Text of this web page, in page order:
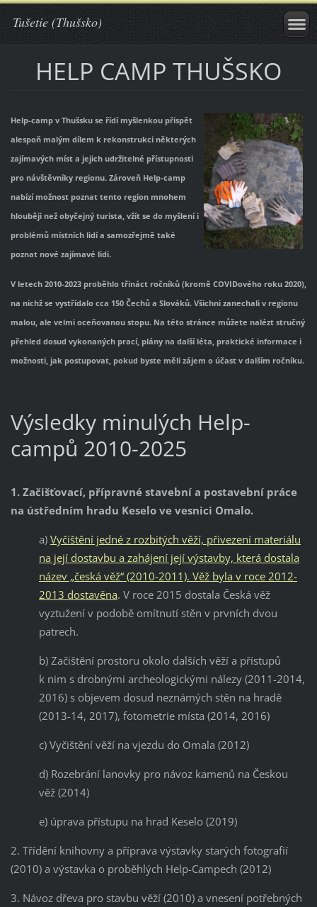
Tušetie (Thušsko)
HELP CAMP THUŠSKO
Help-camp v Thušsku se řídí myšlenkou přispět
alespoň malým dílem k rekonstrukci některých
zajímavých míst a jejich udržitelné přístupnosti
pro návštěvníky regionu. Zároveň Help-camp
nabízí možnost poznat tento region mnohem
hlouběji než obyčejný turista, vžít se do myšlení i
problémů místních lidí a samozřejmě také
poznat nové zajímavé lidi.
V letech 2010-2023 proběhlo třináct ročníků (kromě COVIDového roku 2020),
na nichž se vystřídalo cca 150 Čechů a Slováků. Všichni zanechali v regionu
malou, ale velmi oceňovanou stopu. Na této stránce můžete nalézt stručný
přehled dosud vykonaných prací, plány na další léta, praktické informace i
možnosti, jak postupovat, pokud byste měli zájem o účast v dalším ročníku.
Výsledky minulých Help-
campů 2010-2025
1. Začišťovací, přípravné stavební a postavební práce
na ústředním hradu Keselo ve vesnici Omalo.
a) Vyčištění jedné z rozbitých věží, přivezení materiálu
na její dostavbu a zahájení její výstavby, která dostala
název „česká věž“ (2010-2011). Věž byla v roce 2012-
2013 dostavěna. V roce 2015 dostala Česká věž
vyztužení v podobě omítnutí stěn v prvních dvou
patrech.
b) Začištění prostoru okolo dalších věží a přístupů
k nim s drobnými archeologickými nálezy (2011-2014,
2016) s objevem dosud neznámých stěn na hradě
(2013-14, 2017), fotometrie místa (2014, 2016)
c) Vyčištění věží na vjezdu do Omala (2012)
d) Rozebrání lanovky pro návoz kamenů na Českou
věž (2014)
e) úprava přístupu na hrad Keselo (2019)
2. Třídění knihovny a příprava výstavky starých fotografií
(2010) a výstavka o proběhlých Help-Campech (2012)
3. Návoz dřeva pro stavbu věží (2010) a vnesení potřebných